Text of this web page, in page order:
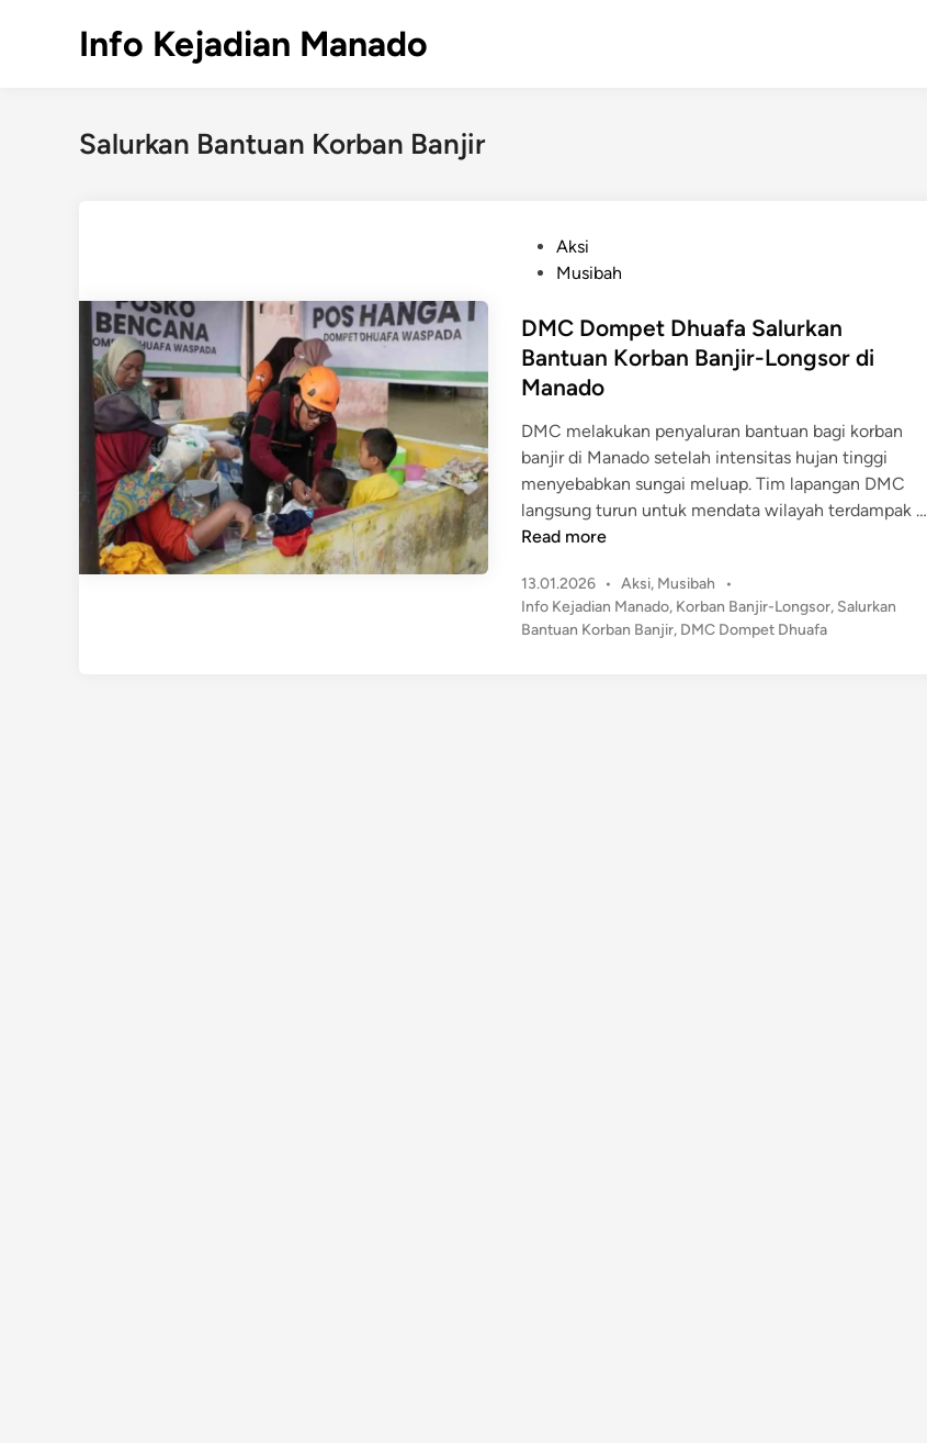
Info Kejadian Manado
Salurkan Bantuan Korban Banjir
t
e
d
n
Aksi
Musibah
DMC Dompet Dhuafa Salurkan
Bantuan Korban Banjir-Longsor di
Manado
DMC melakukan penyaluran bantuan bagi korban
banjir di Manado setelah intensitas hujan tinggi
menyebabkan sungai meluap. Tim lapangan DMC
langsung turun untuk mendata wilayah terdampak …
D
C
D
o
Read more
13.01.2026 • P
o
s
Aksi, Musibah
•
Info Kejadian Manado, Korban Banjir-Longsor, Salurkan
Bantuan Korban Banjir, ​​DMC Dompet Dhuafa